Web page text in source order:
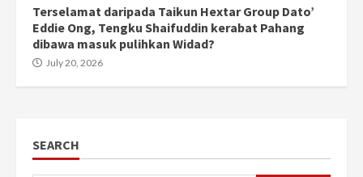
Terselamat daripada Taikun Hextar Group Dato’
Eddie Ong, Tengku Shaifuddin kerabat Pahang
dibawa masuk pulihkan Widad?
July 20, 2026
SEARCH